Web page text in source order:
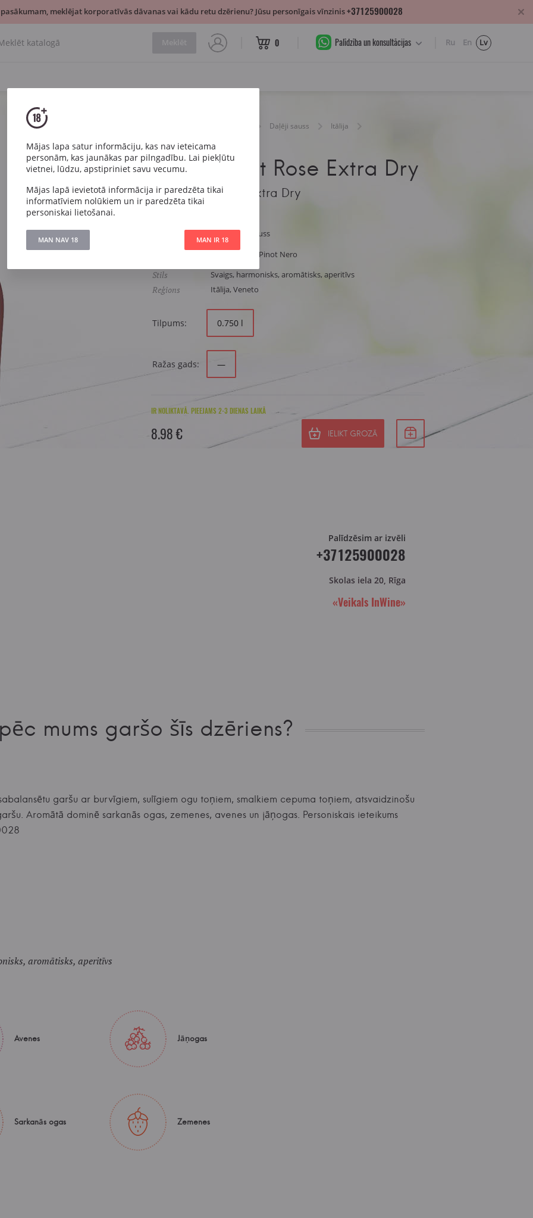
0 Palīdzība un konsultācijas Ru En Lv
Daļēji sauss
Itālija
Rivani Pinot Rose Extra Dry
Rivani Pinot Rose Extra Dry
Rozā Daļēji sauss
Pinot bianco, Pinot Nero
Stils Svaigs, harmonisks, aromātisks, aperitīvs
Reģions Itālija, Veneto
Tilpums: 0.750 l
Ražas gads: —
IR NOLIKTAVĀ. PIEEJAMS 2-3 DIENAS LAIKĀ
8.98 € IELIKT GROZĀ
Palīdzēsim ar izvēli
+37125900028
Skolas iela 20, Rīga
«Veikals InWine»
mums garšo šīs dzēriens?
garšu ar burvīgiem, sulīgiem ogu toņiem, smalkiem cepuma toņiem, atsvaidzinošu
Aromātā dominē sarkanās ogas, zemenes, avenes un jāņogas. Personiskais ieteikums
aromātisks, aperitīvs
Avenes Jāņogas
Sarkanās ogas Zemenes
Mājas lapa satur informāciju, kas nav ieteicama
personām, kas jaunākas par pilngadību. Lai piekļūtu
vietnei, lūdzu, apstipriniet savu vecumu.
Mājas lapā ievietotā informācija ir paredzēta tikai
informatīviem nolūkiem un ir paredzēta tikai
personiskai lietošanai.
MAN NAV 18 MAN IR 18
meklējat korporatīvās dāvanas vai kādu retu dzērienu? Jūsu personīgais vīnzinis+37125900028